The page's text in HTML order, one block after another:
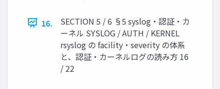
16.
SECTION 5 / 6 §5 syslog・認証・カ
ーネル SYSLOG / AUTH / KERNEL
rsyslog の facility・severity の体系
と、認証・カーネルログの読み方 16
/ 22